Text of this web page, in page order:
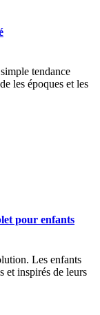
tendance
les époques et les
pour enfants
Les enfants
et inspirés de leurs